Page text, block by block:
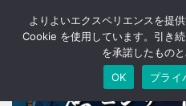
よりよいエクスペリエンスを提
Cookie を使用しています。引き
を承諾したものと
OK
プライ